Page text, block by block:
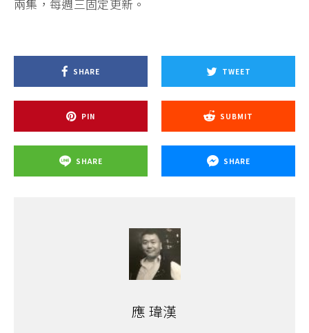
兩集，每週三固定更新。
SHARE TWEET
PIN SUBMIT
SHARE SHARE
應 瑋漢